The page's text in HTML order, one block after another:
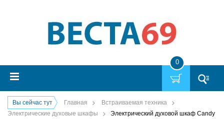
0
Вы сейчас тут Главная
Встраиваемая техника
Электрические духовые шкафы
Электрический духовой шкаф Candy